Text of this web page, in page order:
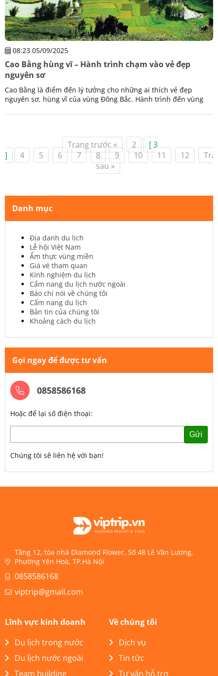
08:23 05/09/2025
Cao Bằng hùng vĩ – Hành trình chạm vào vẻ đẹp
nguyên sơ
Cao Bằng là điểm đến lý tưởng cho những ai thích vẻ đẹp
nguyên sơ, hùng vĩ của vùng Đông Bắc. Hành trình đến vùng
Trang trước « 2
[ 3
]
4 5 6 7 8 9 10 11 12
sau »
Danh mục
Địa danh du lịch
Lễ hội Việt Nam
Ẩm thực vùng miền
Giá vé tham quan
Kinh nghiệm du lịch
Cẩm nang du lịch nước ngoài
Báo chí nói về chúng tôi
Cẩm nang du lịch
Bản tin của chúng tôi
Khoảng cách du lịch
Gọi ngay để được tư vấn
0858586168
Hoặc để lại số điện thoại:
Gửi
Chúng tôi sẽ liên hệ với bạn!
Tầng 12, tòa nhà Diamond Flower, Số 48 Lê Văn Lương,
Phường Yên Hoà, TP.Hà Nội
0858586168
viptrip@gmail.com
Lĩnh vực kinh doanh
Du lịch trong nước
Du lịch nước ngoài
Team building
Về chúng tôi
Dịch vụ
Tin tức
Tư vấn hỗ trợ